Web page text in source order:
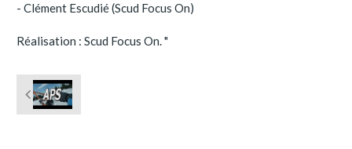
- Clément Escudié (Scud Focus On)
Réalisation : Scud Focus On. "